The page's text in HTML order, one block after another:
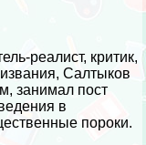
реалист, критик,
Салтыков
занимал пост
в
пороки.